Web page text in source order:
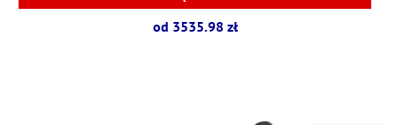
od 3535.98 zł